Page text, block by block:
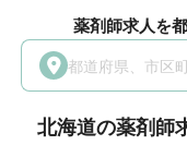
薬剤師求人を
北海道の薬剤師